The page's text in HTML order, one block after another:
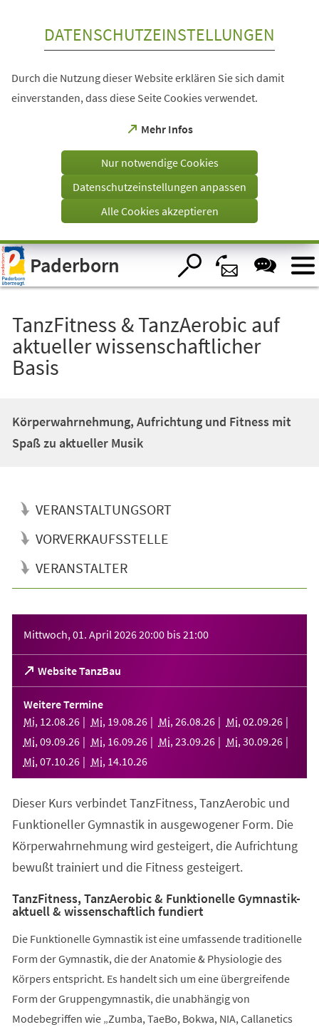
Visuelle
Assistenzsoftware
öffnen.
DATENSCHUTZEINSTELLUNGEN
Durch die Nutzung dieser Website erklären Sie sich damit
einverstanden, dass diese Seite Cookies verwendet.
Mehr Infos
(Öffnet
einem
Tab)
Nur notwendige Cookies
Datenschutzeinstellungen anpassen
Alle Cookies akzeptieren
Paderborn
TanzFitness & TanzAerobic auf
aktueller wissenschaftlicher
Basis
Körperwahrnehmung, Aufrichtung und Fitness mit
Spaß zu aktueller Musik
VERANSTALTUNGSORT
VORVERKAUFSSTELLE
VERANSTALTER
Mittwoch, 01. April 202620:00 bis21:00
Website TanzBau
(Öffnet
in
einem
neuen
Tab)
Weitere Termine
Mi, 12.08.26 Mi, 19.08.26 Mi, 26.08.26 Mi, 02.09.26
Mi, 09.09.26 Mi, 16.09.26 Mi, 23.09.26 Mi, 30.09.26
Mi, 07.10.26 Mi, 14.10.26
Dieser Kurs verbindet TanzFitness, TanzAerobic und
Funktioneller Gymnastik in ausgewogener Form. Die
Körperwahrnehmung wird gesteigert, die Aufrichtung
bewußt trainiert und die Fitness gesteigert.
TanzFitness, TanzAerobic & Funktionelle Gymnastik-
aktuell & wissenschaftlich fundiert
Die Funktionelle Gymnastik ist eine umfassende traditionelle
Form der Gymnastik, die der Anatomie & Physiologie des
Körpers entspricht. Es handelt sich um eine übergreifende
Form der Gruppengymnastik, die unabhängig von
Modebegriffen wie „Zumba, TaeBo, Bokwa, NIA, Callanetics